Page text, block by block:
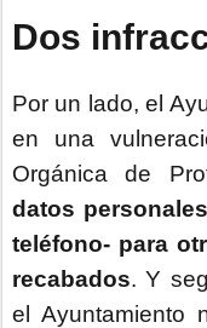
Dos
Por un lado, el
en una
Orgánica de
datos
teléfono- para
recabados. Y
el Ayuntamiento